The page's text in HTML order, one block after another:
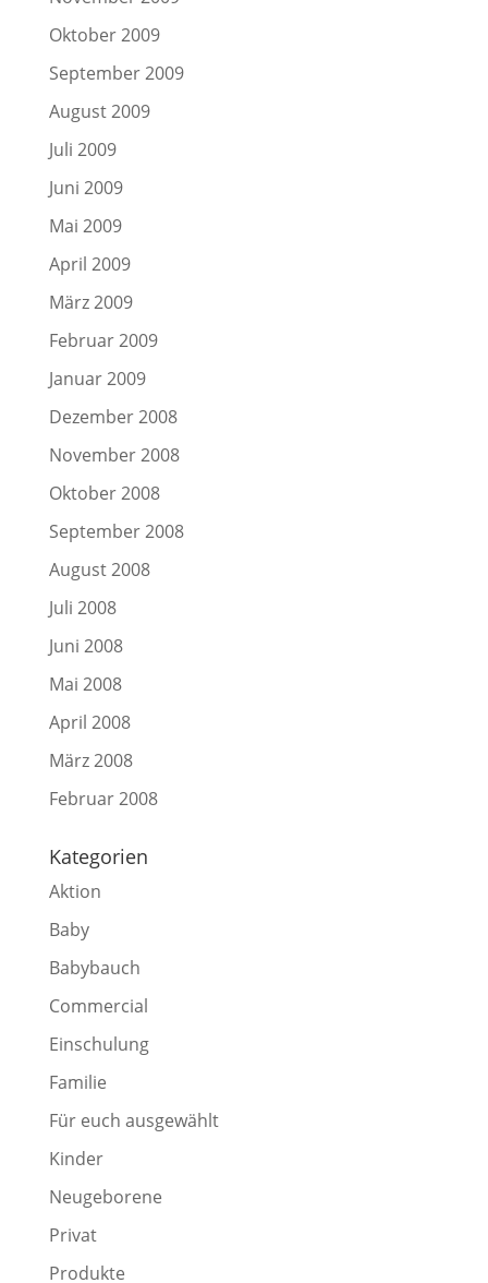
Oktober 2009
September 2009
August 2009
Juli 2009
Juni 2009
Mai 2009
April 2009
März 2009
Februar 2009
Januar 2009
Dezember 2008
November 2008
Oktober 2008
September 2008
August 2008
Juli 2008
Juni 2008
Mai 2008
April 2008
März 2008
Februar 2008
Kategorien
Aktion
Baby
Babybauch
Commercial
Einschulung
Familie
Für euch ausgewählt
Kinder
Neugeborene
Privat
Produkte